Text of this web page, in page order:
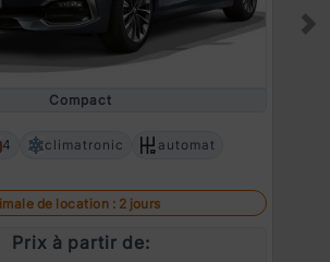
Compact
4 climatronic automat
de location : 2 jours
Prix à partir de: